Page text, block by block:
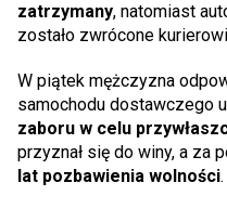
zatrzymany, natomiast
zostało zwrócone
W piątek mężczyzna
samochodu dostawczego
zaboru w celu
przyznał się do winy, a za
lat pozbawienia wolności.